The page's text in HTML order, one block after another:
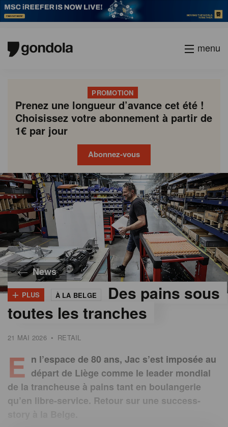
menu
PROMOTION
Prenez une longueur d’avance cet été !
Choisissez votre abonnement à partir de
1€ par jour
Abonnez-vous
News
+ PLUS À LA BELGE
Des pains sous
toutes les tranches
21 MAI 2026 • RETAIL
Jac
E n l’espace de 80 ans, Jac s’est imposée au
départ de Liège comme le leader mondial
de la trancheuse à pains tant en boulangerie
qu’en libre-service. Retour sur une success-
Gondola
academy
Gondola
society